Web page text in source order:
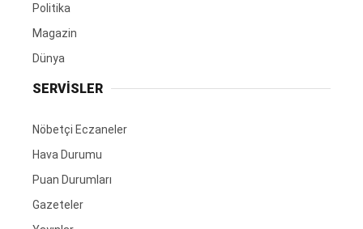
Politika
Magazin
Dünya
SERVİSLER
Nöbetçi Eczaneler
Hava Durumu
Puan Durumları
Gazeteler